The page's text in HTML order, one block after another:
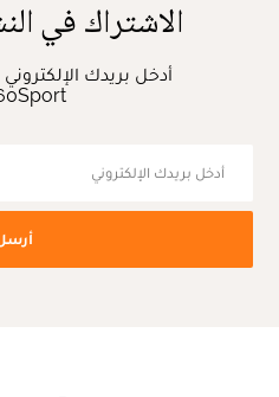
الاشتراك في
أدخل بريدك الإلكتروني